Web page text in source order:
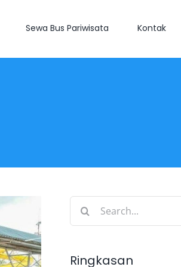
Sewa Bus Pariwisata Kontak
Search
Ringkasan